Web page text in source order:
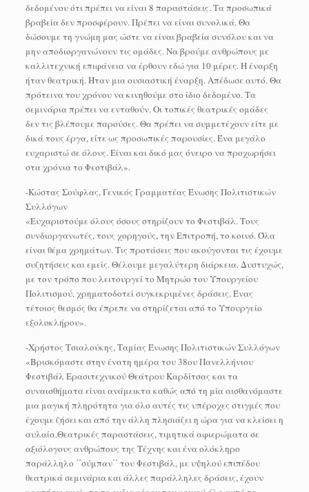
δεδομένου ότι πρέπει να είναι 8 παραστάσεις. Τα προσωπικά
βραβεία δεν προσφέρουν. Πρέπει να είναι συνολικά. Θα
δώσουμε τη γνώμη μας ώστε να είναι βραβεία συνόλου και να
μην αποδιοργανώνουν τις ομάδες. Να βρούμε ανθρώπους με
καλλιτεχνική επιφάνεια να έρθουν εδώ για 10 μέρες. Η έναρξη
ήταν θεατρική. Ήταν μια ουσιαστική έναρξη. Απέδωσε αυτό. Θα
πρότεινα του χρόνου να κινηθούμε στο ίδιο δεδομένο. Τα
σεμινάρια πρέπει να ενταθούν. Οι τοπικές θεατρικές ομάδες
δεν τις βλέπουμε παρούσες. Θα πρέπει να συμμετέχουν είτε με
δικά τους έργα, είτε ως προσωπικές παρουσίες. Ένα μεγάλο
ευχαριστώ σε όλους. Είναι και δικό μας όνειρο να προχωρήσει
στα χρόνια το Φεστιβάλ».
-Κώστας Σούφλας, Γενικός Γραμματέας Ένωσης Πολιτιστικών
Συλλόγων
«Ευχαριστούμε όλους όσους στηρίζουν το Φεστιβάλ. Τους
συνδιοργανωτές, τους χορηγούς, την Επιτροπή, το κοινό. Όλα
είναι θέμα χρημάτων. Τις προτάσεις που ακούγονται τις έχουμε
συζητήσεις και εμείς. Θέλουμε μεγαλύτερη διάρκεια. Δυστυχώς,
με τον τρόπο που λειτουργεί το Μητρώο του Υπουργείου
Πολιτισμού, χρηματοδοτεί συγκεκριμένες δράσεις. Ένας
τέτοιος θεσμός θα έπρεπε να στηρίζεται από το Υπουργείο
εξολοκλήρου».
-Χρήστος Τσιαλούκης, Ταμίας Ένωσης Πολιτιστικών Συλλόγων
«Βρισκόμαστε στην ένατη ημέρα του 38ου Πανελλήνιου
Φεστιβάλ Ερασιτεχνικού Θεάτρου Καρδίτσας και τα
συναισθήματα είναι ανάμεικτα καθώς από τη μία αισθανόμαστε
μια μαγική πληρότητα για όλο αυτές τις υπέροχες στιγμές που
έχουμε ζήσει και από την άλλη πλησιάζει η ώρα για να κλείσει η
αυλαία.Θεατρικές παραστάσεις, τιμητικά αφιερώματα σε
αξιόλογους ανθρώπους της Τέχνης και ένα ολόκληρο
παράλληλο ΄΄σύμπαν΄΄ του Φεστιβάλ, με υψηλού επιπέδου
θεατρικά σεμινάρια και άλλες παράλληλες δράσεις, έχουν